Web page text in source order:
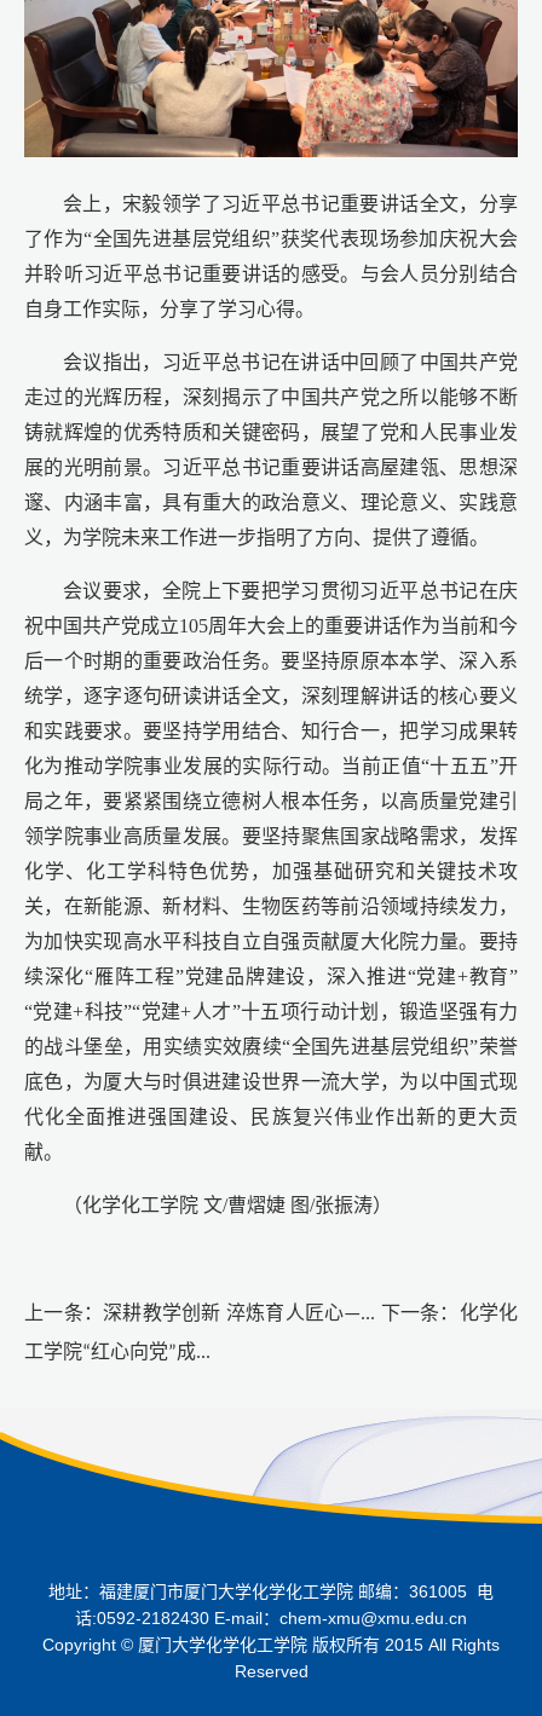
会上，宋毅领学了习近平总书记重要讲话全文，分享
了作为“全国先进基层党组织”获奖代表现场参加庆祝大会
并聆听习近平总书记重要讲话的感受。与会人员分别结合
自身工作实际，分享了学习心得。
会议指出，习近平总书记在讲话中回顾了中国共产党
走过的光辉历程，深刻揭示了中国共产党之所以能够不断
铸就辉煌的优秀特质和关键密码，展望了党和人民事业发
展的光明前景。习近平总书记重要讲话高屋建瓴、思想深
邃、内涵丰富，具有重大的政治意义、理论意义、实践意
义，为学院未来工作进一步指明了方向、提供了遵循。
会议要求，全院上下要把学习贯彻习近平总书记在庆
祝中国共产党成立105周年大会上的重要讲话作为当前和今
后一个时期的重要政治任务。要坚持原原本本学、深入系
统学，逐字逐句研读讲话全文，深刻理解讲话的核心要义
和实践要求。要坚持学用结合、知行合一，把学习成果转
化为推动学院事业发展的实际行动。当前正值“十五五”开
局之年，要紧紧围绕立德树人根本任务，以高质量党建引
领学院事业高质量发展。要坚持聚焦国家战略需求，发挥
化学、化工学科特色优势，加强基础研究和关键技术攻
关，在新能源、新材料、生物医药等前沿领域持续发力，
为加快实现高水平科技自立自强贡献厦大化院力量。要持
续深化“雁阵工程”党建品牌建设，深入推进“党建+教育”
“党建+科技”“党建+人才”十五项行动计划，锻造坚强有力
的战斗堡垒，用实绩实效赓续“全国先进基层党组织”荣誉
底色，为厦大与时俱进建设世界一流大学，为以中国式现
代化全面推进强国建设、民族复兴伟业作出新的更大贡
献。
（化学化工学院 文/曹熠婕 图/张振涛）
上一条： 深耕教学创新 淬炼育人匠心—... 下一条： 化学化
工学院“红心向党”成...
地址：福建厦门市厦门大学化学化工学院 邮编：361005 电
话:0592-2182430 E-mail：chem-xmu@xmu.edu.cn
Copyright © 厦门大学化学化工学院 版权所有 2015 All Rights
Reserved